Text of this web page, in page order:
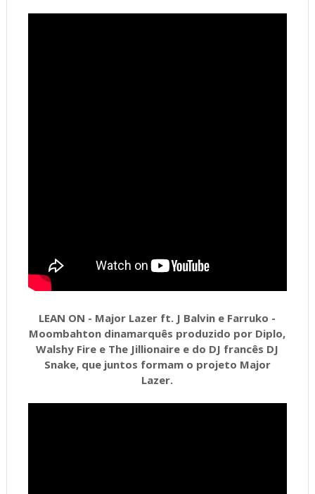
LEAN ON - Major Lazer ft. J Balvin e Farruko -
Moombahton dinamarquês produzido por Diplo,
Walshy Fire e The Jillionaire e do DJ francês DJ
Snake, que juntos formam o projeto Major
Lazer.